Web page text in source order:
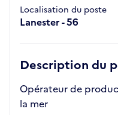
Localisation du poste
Lanester - 56
Description du
Opérateur de
la mer